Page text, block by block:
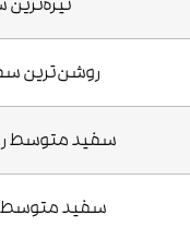
تیره‌ترین
روشن‌ترین
سفید متوسط
سفید متوسط